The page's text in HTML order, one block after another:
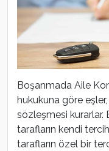
Boşanmada Aile
hukukuna göre
sözleşmesi kurarlar.
tarafların kendi
tarafların özel bir